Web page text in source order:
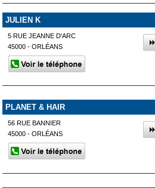
JULIEN K
5 RUE JEANNE D'ARC
45000 - ORLÉANS
PLANET & HAIR
56 RUE BANNIER
45000 - ORLÉANS